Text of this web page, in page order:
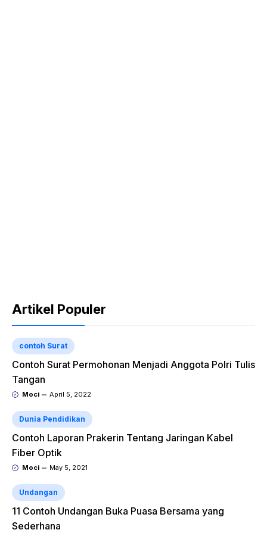
Artikel Populer
contoh Surat
Contoh Surat Permohonan Menjadi Anggota Polri Tulis
Tangan
Moci April 5, 2022
Dunia Pendidikan
Contoh Laporan Prakerin Tentang Jaringan Kabel
Fiber Optik
Moci May 5, 2021
Undangan
11 Contoh Undangan Buka Puasa Bersama yang
Sederhana